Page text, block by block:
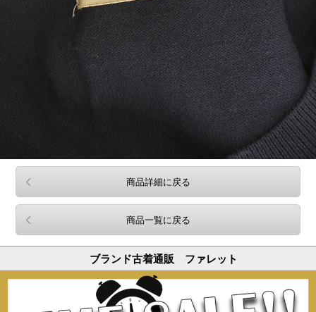
商品詳細に戻る
商品一覧に戻る
ブランド古着通販 ファレット